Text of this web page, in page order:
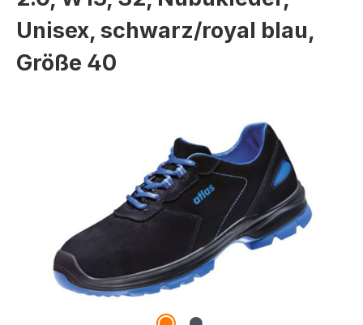
Unisex, schwarz/royal blau,
Größe 40